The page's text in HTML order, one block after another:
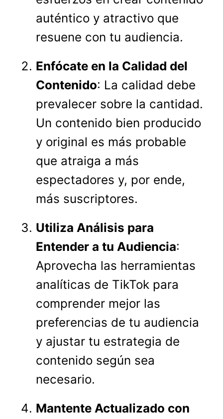
auténtico y atractivo que
resuene con tu audiencia.
Enfócate en la Calidad del
Contenido: La calidad debe
prevalecer sobre la cantidad.
Un contenido bien producido
y original es más probable
que atraiga a más
espectadores y, por ende,
más suscriptores.
Utiliza Análisis para
Entender a tu Audiencia:
Aprovecha las herramientas
analíticas de TikTok para
comprender mejor las
preferencias de tu audiencia
y ajustar tu estrategia de
contenido según sea
necesario.
Mantente Actualizado con